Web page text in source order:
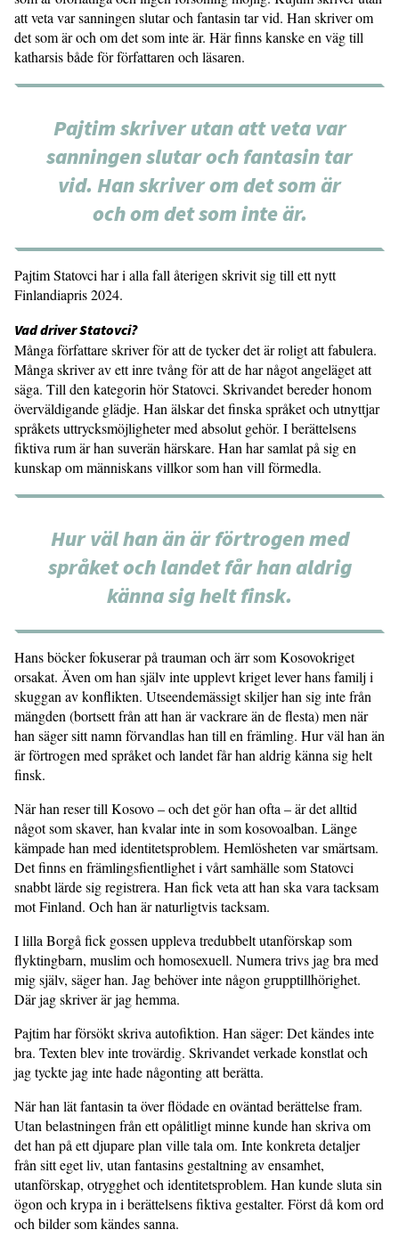
att veta var sanningen slutar och fantasin tar vid. Han skriver om
det som är och om det som inte är. Här finns kanske en väg till
katharsis både för författaren och läsaren.
Pajtim skriver utan att veta var
sanningen slutar och fantasin tar
vid. Han skriver om det som är
och om det som inte är.
Pajtim Statovci har i alla fall återigen skrivit sig till ett nytt
Finlandiapris 2024.
Vad driver Statovci?
Många författare skriver för att de tycker det är roligt att fabulera.
Många skriver av ett inre tvång för att de har något angeläget att
säga. Till den kategorin hör Statovci. Skrivandet bereder honom
överväldigande glädje. Han älskar det finska språket och utnyttjar
språkets uttrycksmöjligheter med absolut gehör. I berättelsens
fiktiva rum är han suverän härskare. Han har samlat på sig en
kunskap om människans villkor som han vill förmedla.
Hur väl han än är förtrogen med
språket och landet får han aldrig
känna sig helt finsk.
Hans böcker fokuserar på trauman och ärr som Kosovokriget
orsakat. Även om han själv inte upplevt kriget lever hans familj i
skuggan av konflikten. Utseendemässigt skiljer han sig inte från
mängden (bortsett från att han är vackrare än de flesta) men när
han säger sitt namn förvandlas han till en främling. Hur väl han än
är förtrogen med språket och landet får han aldrig känna sig helt
finsk.
När han reser till Kosovo – och det gör han ofta – är det alltid
något som skaver, han kvalar inte in som kosovoalban. Länge
kämpade han med identitetsproblem. Hemlösheten var smärtsam.
Det finns en främlingsfientlighet i vårt samhälle som Statovci
snabbt lärde sig registrera. Han fick veta att han ska vara tacksam
mot Finland. Och han är naturligtvis tacksam.
I lilla Borgå fick gossen uppleva tredubbelt utanförskap som
flyktingbarn, muslim och homosexuell. Numera trivs jag bra med
mig själv, säger han. Jag behöver inte någon grupptillhörighet.
Där jag skriver är jag hemma.
Pajtim har försökt skriva autofiktion. Han säger: Det kändes inte
bra. Texten blev inte trovärdig. Skrivandet verkade konstlat och
jag tyckte jag inte hade någonting att berätta.
När han lät fantasin ta över flödade en oväntad berättelse fram.
Utan belastningen från ett opålitligt minne kunde han skriva om
det han på ett djupare plan ville tala om. Inte konkreta detaljer
från sitt eget liv, utan fantasins gestaltning av ensamhet,
utanförskap, otrygghet och identitetsproblem. Han kunde sluta sin
ögon och krypa in i berättelsens fiktiva gestalter. Först då kom ord
och bilder som kändes sanna.